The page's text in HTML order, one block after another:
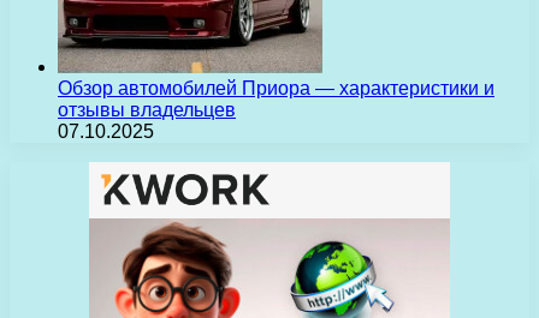
Обзор автомобилей Приора — характеристики и
отзывы владельцев
07.10.2025